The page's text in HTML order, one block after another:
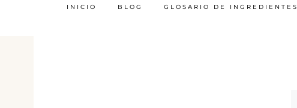
INICIO BLOG GLOSARIO DE INGREDIENTES